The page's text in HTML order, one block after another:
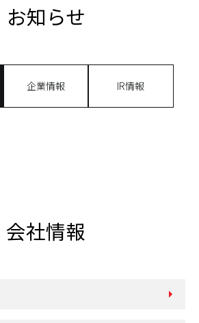
お知らせ
企業情報 IR情報
会社情報